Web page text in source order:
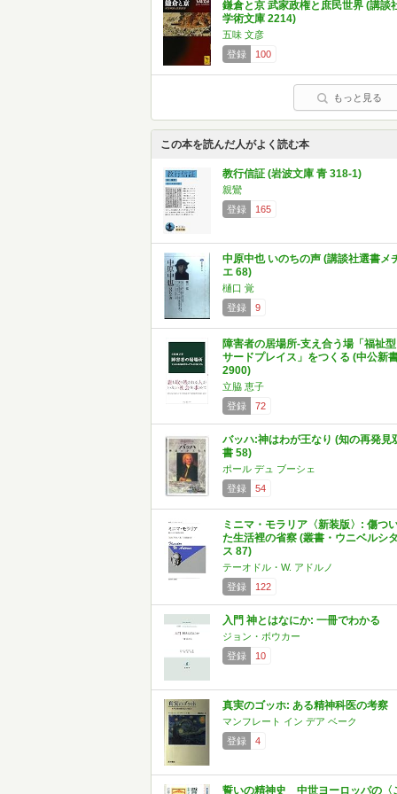
鎌倉と京 武家政権と庶民世界 (講談
学術文庫 2214)
五味 文彦
登録
100
もっと見る
この本を読んだ人がよく読む本
教行信証 (岩波文庫 青 318-1)
親鸞
登録
165
中原中也 いのちの声 (講談社選書メ
エ 68)
樋口 覚
登録
9
障害者の居場所-支え合う場「福祉型
サードプレイス」をつくる (中公新
2900)
立脇 恵子
登録
72
バッハ:神はわが王なり (知の再発見
書 58)
ポール デュ ブーシェ
登録
54
ミニマ・モラリア〈新装版〉: 傷つ
た生活裡の省察 (叢書・ウニベルシタ
ス 87)
テーオドル・W. アドルノ
登録
122
入門 神とはなにか: 一冊でわかる
ジョン・ボウカー
登録
10
真実のゴッホ: ある精神科医の考察
マンフレート イン デア ベーク
登録
4
誓いの精神史 中世ヨーロッパの〈